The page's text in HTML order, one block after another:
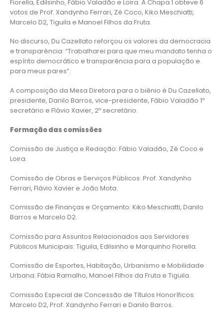
Fiorella, Edilsinho, Fábio Valadão e Loira. A Chapa 1 obteve 6
votos de Prof. Xandynho Ferrari, Zé Coco, Kiko Meschiatti,
Marcelo D2, Tiguila e Manoel Filhos da Fruta.
No discurso, Du Cazellato reforçou os valores da democracia
e transparência: “Trabalharei para que meu mandato tenha o
espírito democrático e transparência para a população e
para meus pares”.
A composição da Mesa Diretora para o biênio é Du Cazellato,
presidente, Danilo Barros, vice-presidente, Fábio Valadão 1º
secretário e Flávio Xavier, 2º secretário.
Formação das comissões
Comissão de Justiça e Redação: Fábio Valadão, Zé Coco e
Loira.
Comissão de Obras e Serviços Públicos: Prof. Xandynho
Ferrari, Flávio Xavier e João Mota.
Comissão de Finanças e Orçamento: Kiko Meschiatti, Danilo
Barros e Marcelo D2.
Comissão para Assuntos Relacionados aos Servidores
Públicos Municipais: Tiguila, Edilsinho e Marquinho Fiorella.
Comissão de Esportes, Habitação, Urbanismo e Mobilidade
Urbana: Fábia Ramalho, Manoel Filhos da Fruta e Tiguila.
Comissão Especial de Concessão de Títulos Honoríficos:
Marcelo D2, Prof. Xandynho Ferrari e Danilo Barros.